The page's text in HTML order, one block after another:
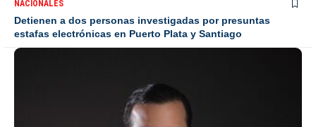
NACIONALES
Detienen a dos personas investigadas por presuntas
estafas electrónicas en Puerto Plata y Santiago